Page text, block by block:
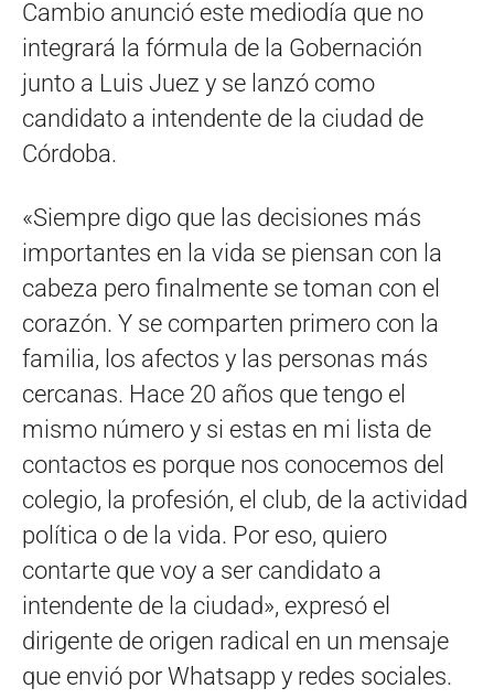
Cambio anunció este mediodía que no
integrará la fórmula de la Gobernación
junto a Luis Juez y se lanzó como
candidato a intendente de la ciudad de
Córdoba.
«Siempre digo que las decisiones más
importantes en la vida se piensan con la
cabeza pero finalmente se toman con el
corazón. Y se comparten primero con la
familia, los afectos y las personas más
cercanas. Hace 20 años que tengo el
mismo número y si estas en mi lista de
contactos es porque nos conocemos del
colegio, la profesión, el club, de la actividad
política o de la vida. Por eso, quiero
contarte que voy a ser candidato a
intendente de la ciudad», expresó el
dirigente de origen radical en un mensaje
que envió por Whatsapp y redes sociales.